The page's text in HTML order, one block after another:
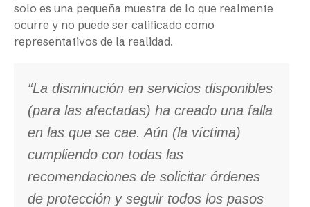
solo es una pequeña muestra de lo que realmente
ocurre y no puede ser calificado como
representativos de la realidad.
“La disminución en servicios disponibles
(para las afectadas) ha creado una falla
en las que se cae. Aún (la víctima)
cumpliendo con todas las
recomendaciones de solicitar órdenes
de protección y seguir todos los pasos